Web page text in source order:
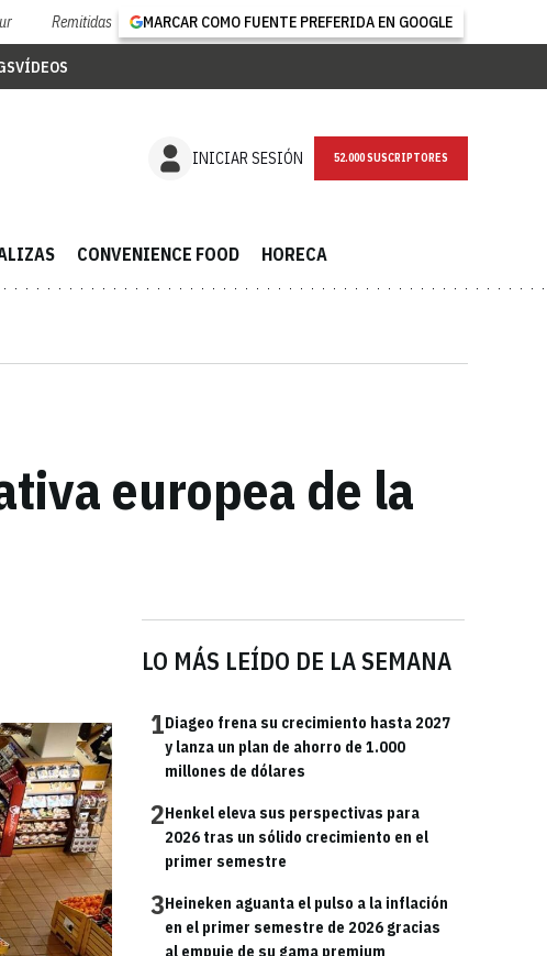
Remitidas MARCAR COMO FUENTE PREFERIDA EN GOOGLE
VÍDEOS
INICIAR SESIÓN NEWSLETTER
CONVENIENCE FOOD HORECA
europea de la
LO MÁS LEÍDO DE LA SEMANA
1Diageo frena su crecimiento hasta 2027
y lanza un plan de ahorro de 1.000
millones de dólares
2Henkel eleva sus perspectivas para
2026 tras un sólido crecimiento en el
primer semestre
3Heineken aguanta el pulso a la inflación
en el primer semestre de 2026 gracias
al empuje de su gama premium